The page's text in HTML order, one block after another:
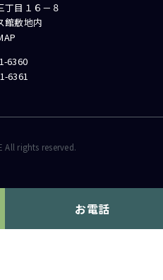
お電話
丁目１６－８
館敷地内
6360
6361
All rights reserved.